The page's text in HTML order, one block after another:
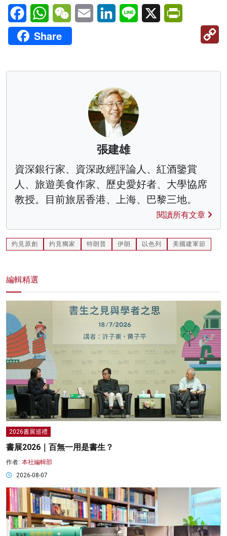
FacebookWhatsAppWeChatEmail LinkedInLine X
Share
張建雄
資深銀行家、資深政經評論人、紅酒鑒賞
人、旅遊美食作家、歷史愛好者、大學協席
教授。目前旅居香港、上海、巴黎三地。
閱讀所有文章
灼見原創 灼見獨家 特朗普 伊朗 以色列 美國建軍節
編輯精選
2026書展巡禮
書展2026｜百無一用是書生？
作者: 本社編輯部
2026-08-07